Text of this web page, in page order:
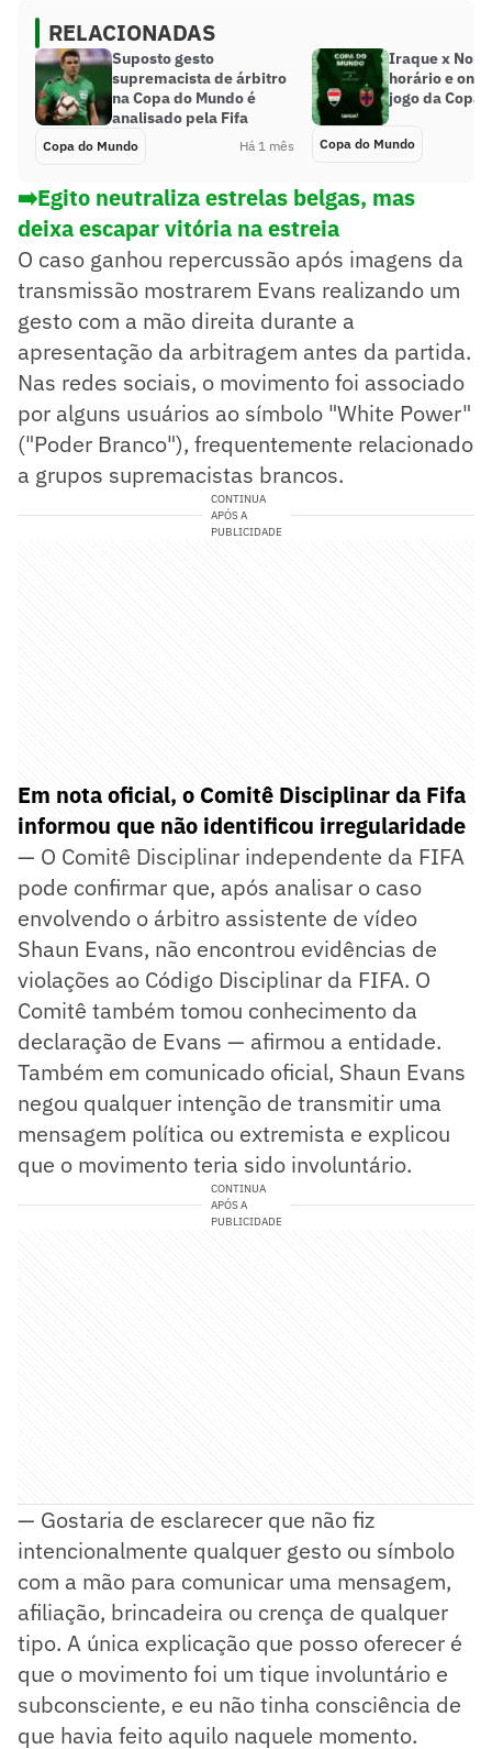
RELACIONADAS
Suposto gesto
supremacista de árbitro
na Copa do Mundo é
analisado pela Fifa
Copa do Mundo Há 1 mês
Iraque x
horário e
jogo da Copa
Copa do Mundo
➡️Egito neutraliza estrelas belgas, mas
deixa escapar vitória na estreia
O caso ganhou repercussão após imagens da
transmissão mostrarem Evans realizando um
gesto com a mão direita durante a
apresentação da arbitragem antes da partida.
Nas redes sociais, o movimento foi associado
por alguns usuários ao símbolo "White Power"
("Poder Branco"), frequentemente relacionado
a grupos supremacistas brancos.
CONTINUA
APÓS A
PUBLICIDADE
Em nota oficial, o Comitê Disciplinar da Fifa
informou que não identificou irregularidade
— O Comitê Disciplinar independente da FIFA
pode confirmar que, após analisar o caso
envolvendo o árbitro assistente de vídeo
Shaun Evans, não encontrou evidências de
violações ao Código Disciplinar da FIFA. O
Comitê também tomou conhecimento da
declaração de Evans — afirmou a entidade.
Também em comunicado oficial, Shaun Evans
negou qualquer intenção de transmitir uma
mensagem política ou extremista e explicou
que o movimento teria sido involuntário.
CONTINUA
APÓS A
PUBLICIDADE
— Gostaria de esclarecer que não fiz
intencionalmente qualquer gesto ou símbolo
com a mão para comunicar uma mensagem,
afiliação, brincadeira ou crença de qualquer
tipo. A única explicação que posso oferecer é
que o movimento foi um tique involuntário e
subconsciente, e eu não tinha consciência de
que havia feito aquilo naquele momento.